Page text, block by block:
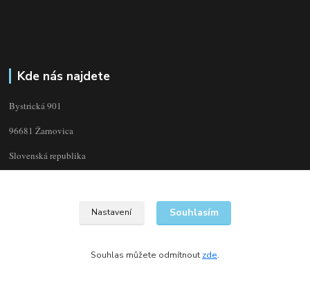
Kde nás najdete
Bystrická 901
96681 Žarnovica
Slovenská republika
Nastavení Souhlasím
Souhlas můžete odmítnout zde.